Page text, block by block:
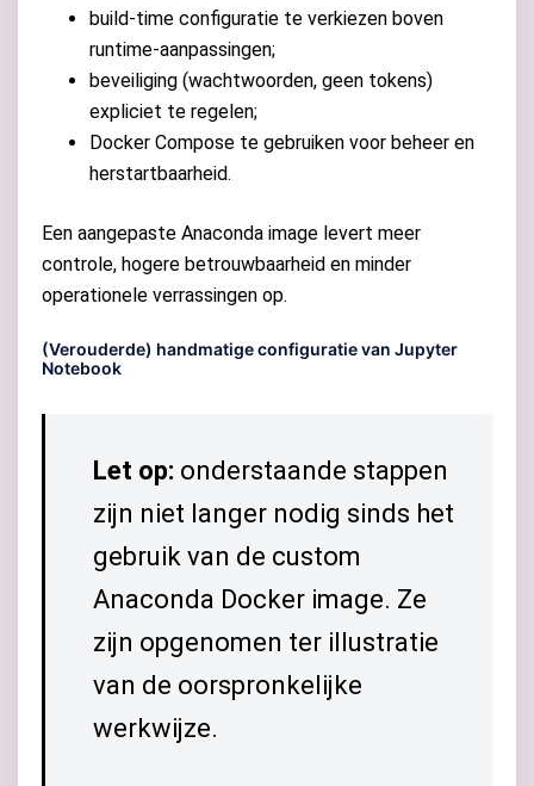
build-time configuratie te verkiezen boven
runtime-aanpassingen;
beveiliging (wachtwoorden, geen tokens)
expliciet te regelen;
Docker Compose te gebruiken voor beheer en
herstartbaarheid.
Een aangepaste Anaconda image levert meer
controle, hogere betrouwbaarheid en minder
operationele verrassingen op.
(Verouderde) handmatige configuratie van Jupyter
Notebook
Let op: onderstaande stappen
zijn niet langer nodig sinds het
gebruik van de custom
Anaconda Docker image. Ze
zijn opgenomen ter illustratie
van de oorspronkelijke
werkwijze.